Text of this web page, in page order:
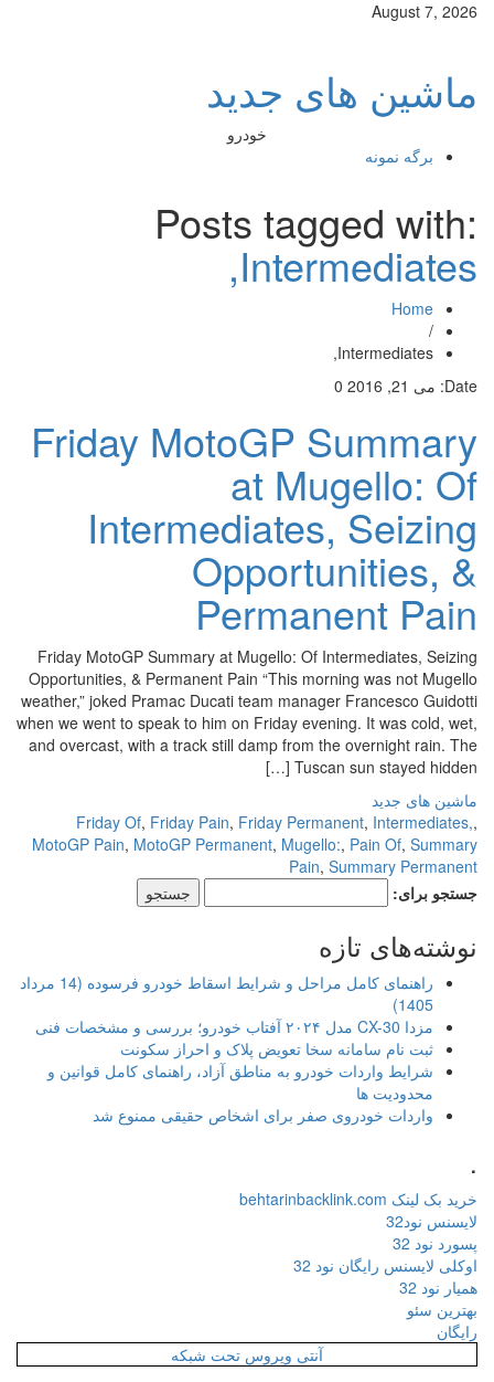
August 7, 2026
ماشین های جدید
خودرو
برگه نمونه
Posts tagged with:
Intermediates,
Home
/
Intermediates,
Date: می 21, 2016 0
Friday MotoGP Summary
at Mugello: Of
Intermediates, Seizing
Opportunities, &
Permanent Pain
Friday MotoGP Summary at Mugello: Of Intermediates, Seizing
Opportunities, & Permanent Pain “This morning was not Mugello
weather,” joked Pramac Ducati team manager Francesco Guidotti
when we went to speak to him on Friday evening. It was cold, wet,
and overcast, with a track still damp from the overnight rain. The
Tuscan sun stayed hidden […]
ماشین های جدید
Friday Of,Friday Pain,Friday Permanent,Intermediates,
MotoGP Pain,MotoGP Permanent,Mugello:,Pain Of,Summary
Pain,Summary Permanent
جستجو برای:
نوشته‌های تازه
راهنمای کامل مراحل و شرایط اسقاط خودرو فرسوده (14 مرداد
1405)
مزدا CX-30 مدل ۲۰۲۴ آفتاب خودرو؛ بررسی و مشخصات فنی
ثبت نام سامانه سخا تعویض پلاک و احراز سکونت
شرایط واردات خودرو به مناطق آزاد، راهنمای کامل قوانین و
محدودیت ها
واردات خودروی صفر برای اشخاص حقیقی ممنوع شد
خرید بک لینک behtarinbacklink.com
لایسنس نود32
پسورد نود 32
اوکلی لایسنس رایگان نود 32
همیار نود 32
بهترین سئو
رایگان
آنتی ویروس تحت شبکه